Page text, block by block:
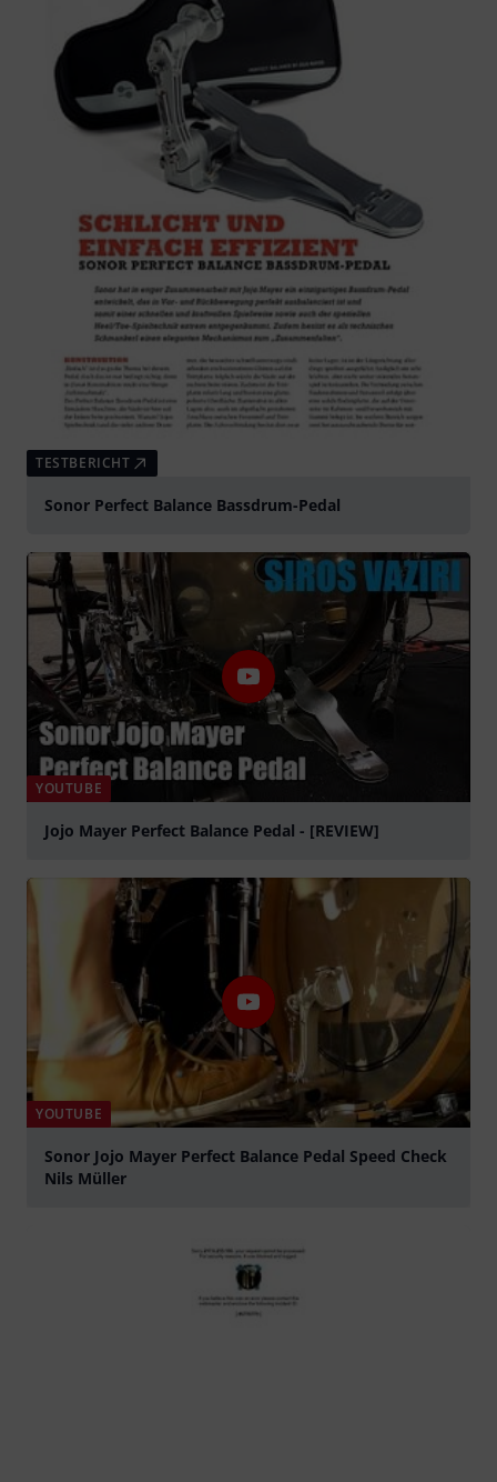
TESTBERICHT
Sonor Perfect Balance Bassdrum-Pedal
YOUTUBE
Jojo Mayer Perfect Balance Pedal - [REVIEW]
YOUTUBE
Sonor Jojo Mayer Perfect Balance Pedal Speed Check
Nils Müller